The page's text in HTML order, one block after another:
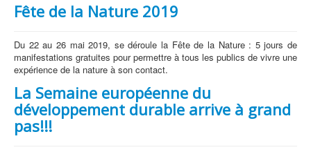
Fête de la Nature 2019
Du 22 au 26 mai 2019, se déroule la Fête de la Nature : 5 jours de
manifestations gratuites pour permettre à tous les publics de vivre une
expérience de la nature à son contact.
La Semaine européenne du
développement durable arrive à grand
pas!!!